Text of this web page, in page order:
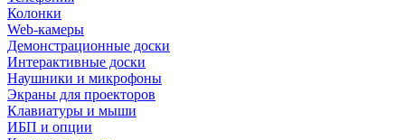
Колонки
Web-камеры
Демонстрационные доски
Интерактивные доски
Наушники и микрофоны
Экраны для проекторов
Клавиатуры и мыши
ИБП и опции